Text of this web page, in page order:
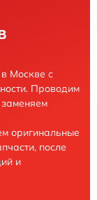
Москве с
Проводим
оригинальные
после
и